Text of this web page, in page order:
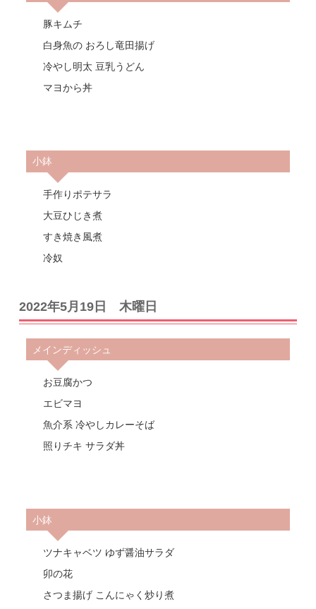
豚キムチ
白身魚の おろし竜田揚げ
冷やし明太 豆乳うどん
マヨから丼
小鉢
手作りポテサラ
大豆ひじき煮
すき焼き風煮
冷奴
2022年5月19日 木曜日
メインディッシュ
お豆腐かつ
エビマヨ
魚介系 冷やしカレーそば
照りチキ サラダ丼
小鉢
ツナキャベツ ゆず醤油サラダ
卯の花
さつま揚げ こんにゃく炒り煮